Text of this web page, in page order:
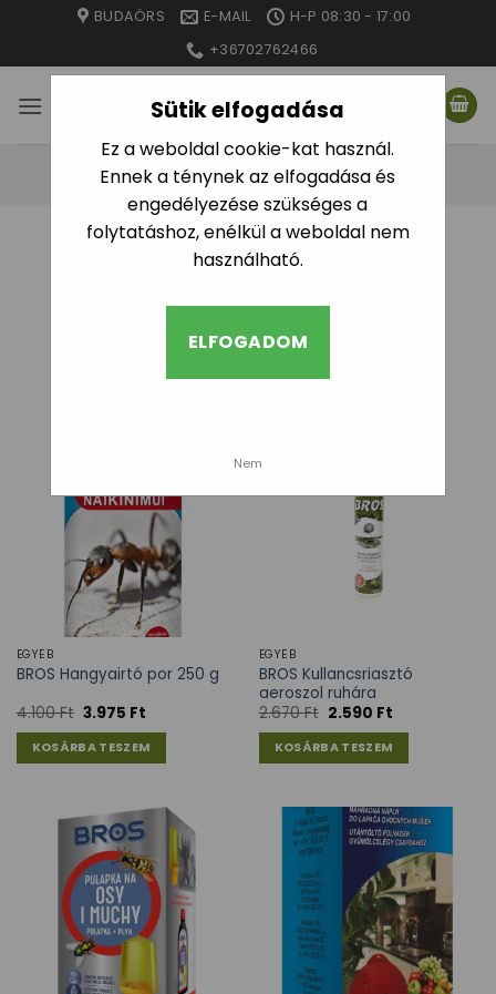
Sütik elfogadása
Ez a weboldal cookie-kat használ.
Ennek a ténynek az elfogadása és
engedélyezése szükséges a
folytatáshoz, enélkül a weboldal nem
használható.
ELFOGADOM
Nem
content
BUDAÖRS E-MAIL
H-P 08:30 - 17:00
+36702762466
KEZDŐLAP / GYÁRTÓ TERMÉK / BROS
EGYÉB
BROS Hangyairtó por 250 g
4.100Ft 3.975 Ft
KOSÁRBA TESZEM
EGYÉB
BROS Kullancsriasztó
aeroszol ruhára
2.670Ft 2.590 Ft
KOSÁRBA TESZEM